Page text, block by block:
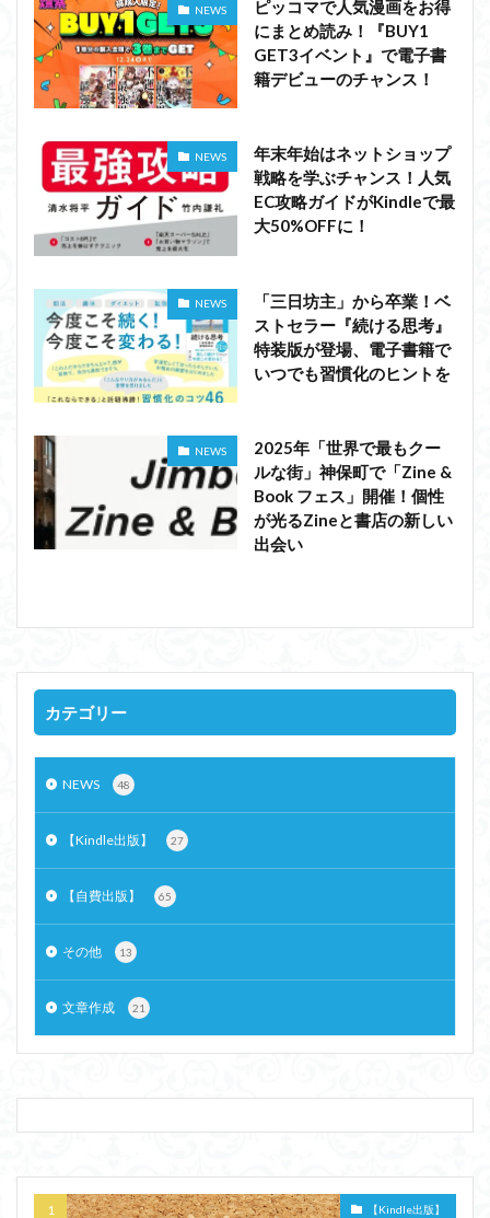
NEWS
ピッコマで人気漫画をお得
にまとめ読み！『BUY1
GET3イベント』で電子書
籍デビューのチャンス！
NEWS
年末年始はネットショップ
戦略を学ぶチャンス！人気
EC攻略ガイドがKindleで最
大50%OFFに！
NEWS
「三日坊主」から卒業！ベ
ストセラー『続ける思考』
特装版が登場、電子書籍で
いつでも習慣化のヒントを
NEWS
2025年「世界で最もクー
ルな街」神保町で「Zine &
Book フェス」開催！個性
が光るZineと書店の新しい
出会い
カテゴリー
NEWS 48
【Kindle出版】 27
【自費出版】 65
その他 13
文章作成 21
【Kindle出版】